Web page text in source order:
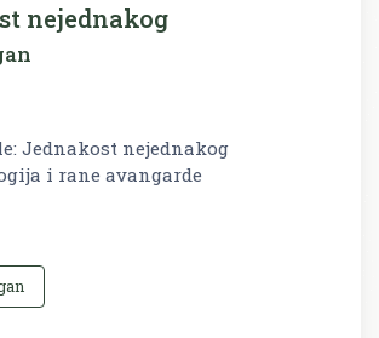
nejednakog
Jednakost nejednakog
i rane avangarde